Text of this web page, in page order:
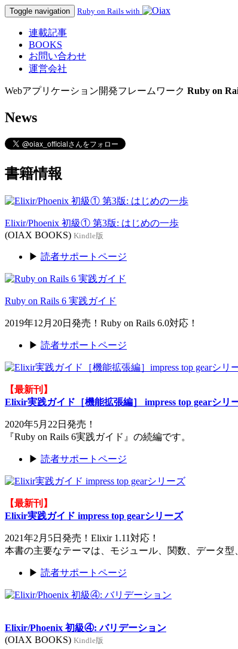
Toggle navigation Ruby on Rails with
連載記事
BOOKS
お問い合わせ
運営会社
Webアプリケーション開発フレームワーク Ruby on
News
書籍情報
Elixir/Phoenix 初級① 第3版: はじめの一歩
(OIAX BOOKS) Kindle版
▶ 読者サポートページ
Ruby on Rails 6 実践ガイド
2019年12月20日発売！Ruby on Rails 6.0対応！
▶ 読者サポートページ
【最新刊】
Elixir実践ガイド［機能拡張編］ impress top gearシリ
2020年5月22日発売！
『Ruby on Rails 6実践ガイド』の続編です。
▶ 読者サポートページ
【最新刊】
Elixir実践ガイド impress top gearシリーズ
2021年2月5日発売！Elixir 1.11対応！
本書の主要なテーマは、モジュール、関数、データ型
▶ 読者サポートページ
Elixir/Phoenix 初級④: バリデーション
(OIAX BOOKS) Kindle版